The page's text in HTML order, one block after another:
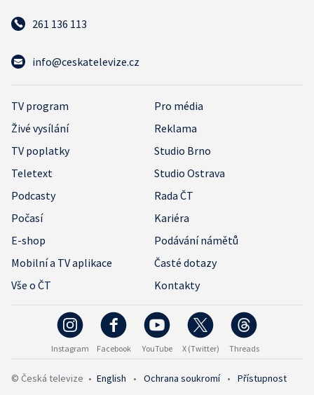
261 136 113
info@ceskatelevize.cz
TV program
Pro média
Živé vysílání
Reklama
TV poplatky
Studio Brno
Teletext
Studio Ostrava
Podcasty
Rada ČT
Počasí
Kariéra
E-shop
Podávání námětů
Mobilní a TV aplikace
Časté dotazy
Vše o ČT
Kontakty
Instagram Facebook YouTube X (Twitter) Threads
© Česká televize • English • Ochrana soukromí • Přístupnost